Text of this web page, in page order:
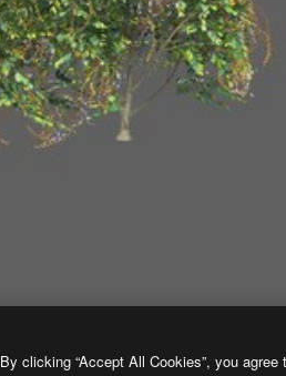
By clicking “Accept All Cookies”, you